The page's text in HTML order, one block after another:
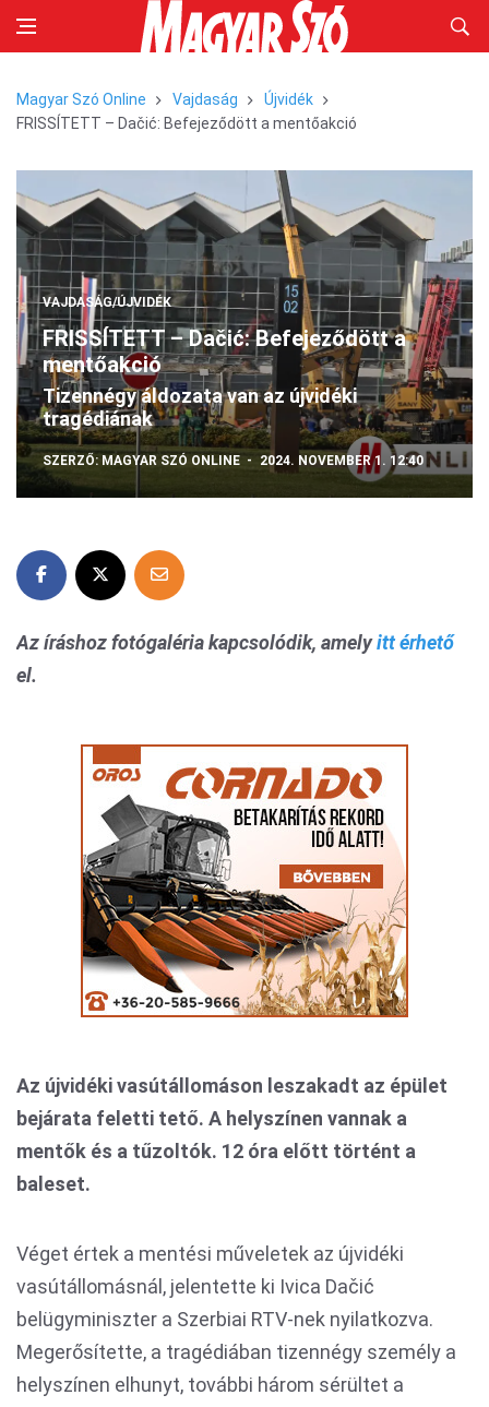
Magyar Szó Online Vajdaság
Újvidék
FRISSÍTETT – Dačić: Befejeződött a mentőakció
VAJDASÁG/ÚJVIDÉK
FRISSÍTETT – Dačić: Befejeződött a
mentőakció
Tizennégy áldozata van az újvidéki
tragédiának
SZERZŐ: MAGYAR SZÓ ONLINE 2024. NOVEMBER 1. 12:40
Az íráshoz fotógaléria kapcsolódik, amelyitt érhető
el.
Az újvidéki vasútállomáson leszakadt az épület
bejárata feletti tető. A helyszínen vannak a
mentők és a tűzoltók. 12 óra előtt történt a
baleset.
Véget értek a mentési műveletek az újvidéki
vasútállomásnál, jelentette ki Ivica Dačić
belügyminiszter a Szerbiai RTV-nek nyilatkozva.
Megerősítette, a tragédiában tizennégy személy a
helyszínen elhunyt, további három sérültet a